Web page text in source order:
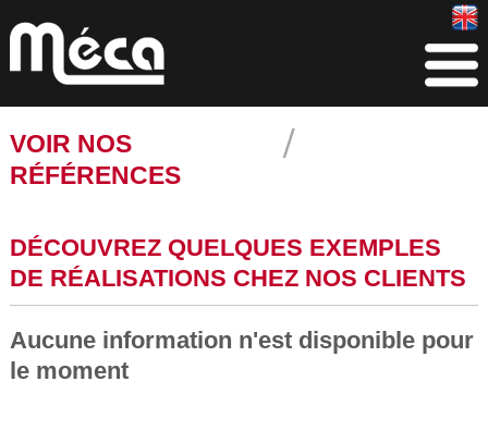
VOIR NOS
RÉFÉRENCES
DÉCOUVREZ QUELQUES EXEMPLES
DE RÉALISATIONS CHEZ NOS CLIENTS
Aucune information n'est disponible pour
le moment